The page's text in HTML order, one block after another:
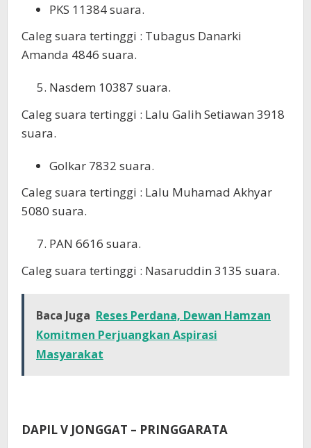
PKS 11384 suara.
Caleg suara tertinggi : Tubagus Danarki
Amanda 4846 suara.
Nasdem 10387 suara.
Caleg suara tertinggi : Lalu Galih Setiawan 3918
suara.
Golkar 7832 suara.
Caleg suara tertinggi : Lalu Muhamad Akhyar
5080 suara.
PAN 6616 suara.
Caleg suara tertinggi : Nasaruddin 3135 suara.
Baca Juga Reses Perdana, Dewan Hamzan
Komitmen Perjuangkan Aspirasi
Masyarakat
DAPIL V JONGGAT – PRINGGARATA